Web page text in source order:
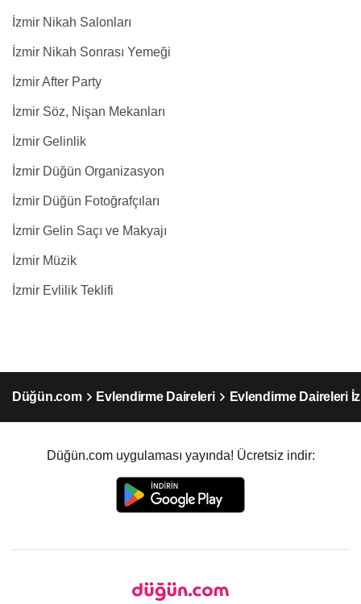
İzmir Nikah Salonları
İzmir Nikah Sonrası Yemeği
İzmir After Party
İzmir Söz, Nişan Mekanları
İzmir Gelinlik
İzmir Düğün Organizasyon
İzmir Düğün Fotoğrafçıları
İzmir Gelin Saçı ve Makyajı
İzmir Müzik
İzmir Evlilik Teklifi
Düğün.com Evlendirme Daireleri Evlendirme Daireleri
Düğün.com uygulaması yayında! Ücretsiz indir: